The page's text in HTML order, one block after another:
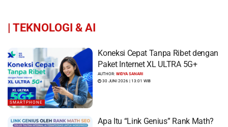
| TEKNOLOGI & AI
SMARTPHONE
Koneksi Cepat Tanpa Ribet dengan
Paket Internet XL ULTRA 5G+
AUTHOR:WIDYA SANARI
30 JUNI 2026 | 13:01 WIB
Apa Itu “Link Genius” Rank Math?